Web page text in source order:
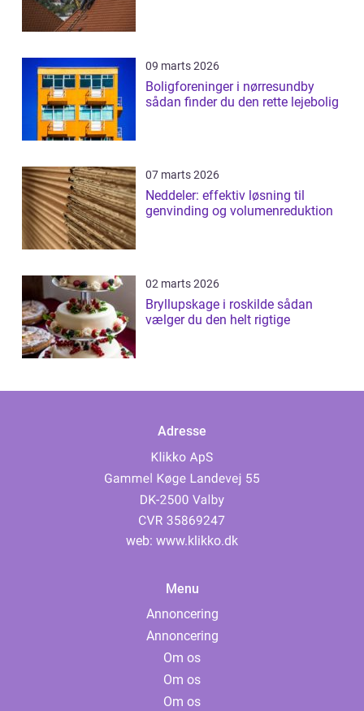
09 marts 2026
Boligforeninger i nørresundby
sådan finder du den rette lejebolig
07 marts 2026
Neddeler: effektiv løsning til
genvinding og volumenreduktion
02 marts 2026
Bryllupskage i roskilde sådan
vælger du den helt rigtige
Adresse
web: www.klikko.dk
Menu
Annoncering
Annoncering
Om os
Om os
Om os